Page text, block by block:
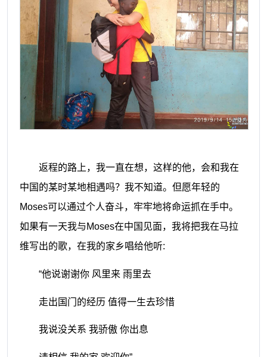
返程的路上 ， 我一直在想， 这样的他，会和我在
中国的某时某地相遇吗？我不知道。但愿年轻的
Moses可以通过个人奋斗，牢牢地将命运抓在手中。
如果有一天我与Moses在中国见面， 我将把我在马拉
维写出的歌，在我的家乡唱给他听:
“他说谢谢你 风里来 雨里去
走出国门的经历 值得一生去珍惜
我说没关系 我骄傲 你出息